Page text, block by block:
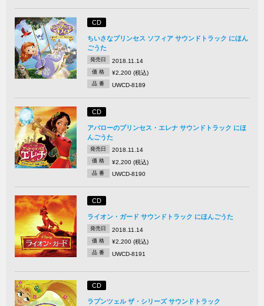
CD
ちいさなプリンセス ソフィア サウンドトラック にほん
ごうた
発売日 2018.11.14
価 格 ¥2,200 (税込)
品 番 UWCD-8189
CD
アバローのプリンセス・エレナ サウンドトラック にほ
んごうた
発売日 2018.11.14
価 格 ¥2,200 (税込)
品 番 UWCD-8190
CD
ライオン・ガード サウンドトラック にほんごうた
発売日 2018.11.14
価 格 ¥2,200 (税込)
品 番 UWCD-8191
CD
ラプンツェル ザ・シリーズ サウンドトラック